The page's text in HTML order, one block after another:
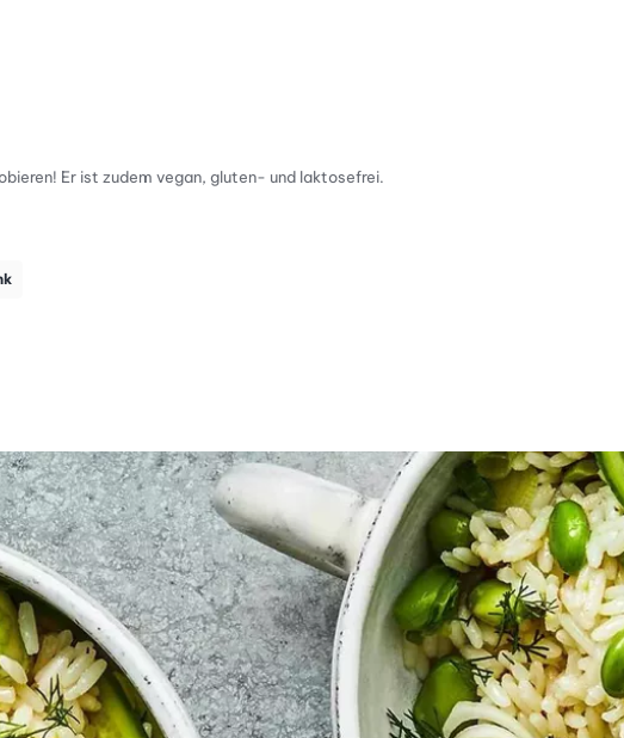
Er ist zudem vegan, gluten- und laktosefrei.
5